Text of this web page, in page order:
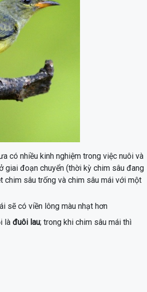
có nhiều kinh nghiệm trong việc nuôi và
giai đoạn chuyển (thời kỳ chim sâu đang
chim sâu trống và chim sâu mái với một
sẽ có viền lông màu nhạt hơn
là đuôi lau; trong khi chim sâu mái thì